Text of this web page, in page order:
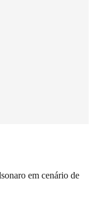
em cenário de